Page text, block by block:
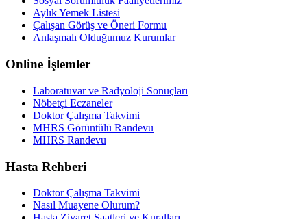
Aylık Yemek Listesi
Çalışan Görüş ve Öneri Formu
Anlaşmalı Olduğumuz Kurumlar
Online İşlemler
Laboratuvar ve Radyoloji Sonuçları
Nöbetçi Eczaneler
Doktor Çalışma Takvimi
MHRS Görüntülü Randevu
MHRS Randevu
Hasta Rehberi
Doktor Çalışma Takvimi
Nasıl Muayene Olurum?